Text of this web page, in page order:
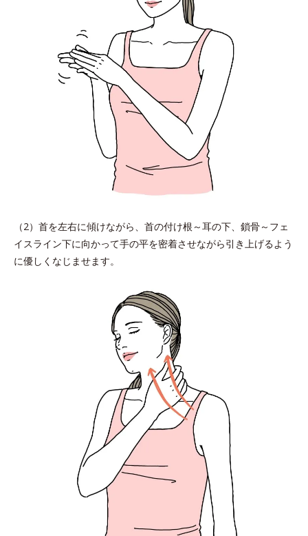
（2）首を左右に傾けながら、首の付け根～耳の下、鎖骨～フェ
イスライン下に向かって手の平を密着させながら引き上げるよう
に優しくなじませます。